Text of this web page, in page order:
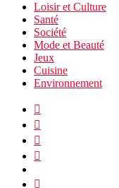
Loisir et Culture
Santé
Société
Mode et Beauté
Jeux
Cuisine
Environnement